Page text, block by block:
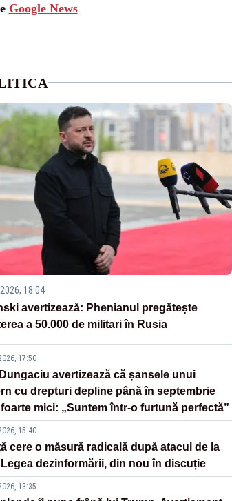
Google News
18:04
avertizează: Phenianul pregătește
a 50.000 de militari în Rusia
17:50
avertizează că șansele unui
cu drepturi depline până în septembrie
mici: „Suntem într-o furtună perfectă”
15:40
cere o măsură radicală după atacul de la
dezinformării, din nou în discuție
13:35